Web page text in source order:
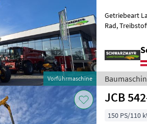
Vorführmaschine
Getriebeart
Rad,
JCB
150 PS/110